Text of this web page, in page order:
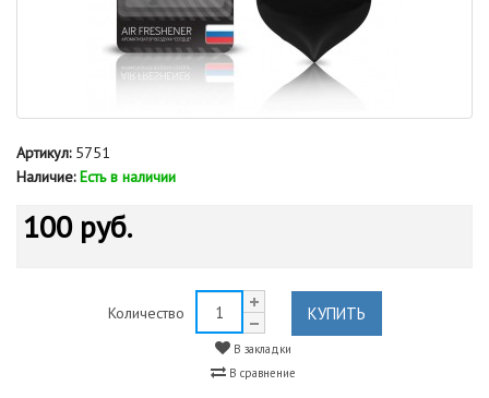
Артикул:5751
Наличие: Есть в наличии
100 руб.
Количество КУПИТЬ
В закладки
В сравнение